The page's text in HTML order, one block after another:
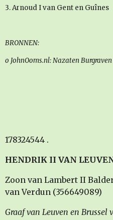
3. Arnoud I van Gent en Guînes
BRONNEN:
o JohnOoms.nl: Nazaten
178324544 .
HENDRIK II VAN
Zoon van Lambert II
van Verdun (356649089)
Graaf van Leuven en Brussel